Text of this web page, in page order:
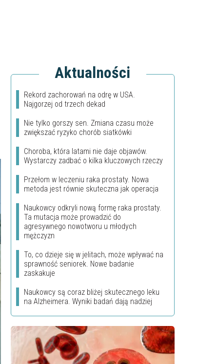
Aktualności
Rekord zachorowań na odrę w USA.
Najgorzej od trzech dekad
Nie tylko gorszy sen. Zmiana czasu może
zwiększać ryzyko chorób siatkówki
Choroba, która latami nie daje objawów.
Wystarczy zadbać o kilka kluczowych rzeczy
Przełom w leczeniu raka prostaty. Nowa
metoda jest równie skuteczna jak operacja
Naukowcy odkryli nową formę raka prostaty.
Ta mutacja może prowadzić do
agresywnego nowotworu u młodych
mężczyzn
To, co dzieje się w jelitach, może wpływać na
sprawność seniorek. Nowe badanie
zaskakuje
Naukowcy są coraz bliżej skutecznego leku
na Alzheimera. Wyniki badań dają nadziej